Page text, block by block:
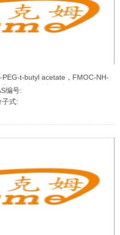
t-butyl acetate，FMOC-NH-
聚乙二醇乙酸叔丁酯
编号:
子式: